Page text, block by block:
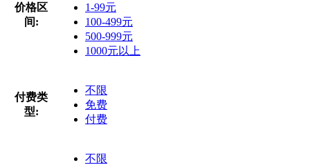
价格区
间:
1-99元
100-499元
500-999元
1000元以上
付费类
型:
不限
免费
付费
不限